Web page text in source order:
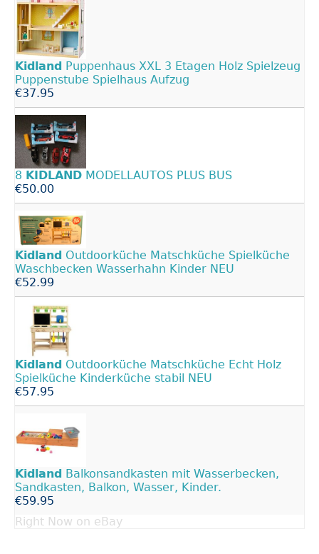
Kidland Puppenhaus XXL 3 Etagen Holz Spielzeug
Puppenstube Spielhaus Aufzug
€37.95
8 KIDLAND MODELLAUTOS PLUS BUS
€50.00
Kidland Outdoorküche Matschküche Spielküche
Waschbecken Wasserhahn Kinder NEU
€52.99
Kidland Outdoorküche Matschküche Echt Holz
Spielküche Kinderküche stabil NEU
€57.95
Kidland Balkonsandkasten mit Wasserbecken,
Sandkasten, Balkon, Wasser, Kinder.
€59.95
Right Now on eBay